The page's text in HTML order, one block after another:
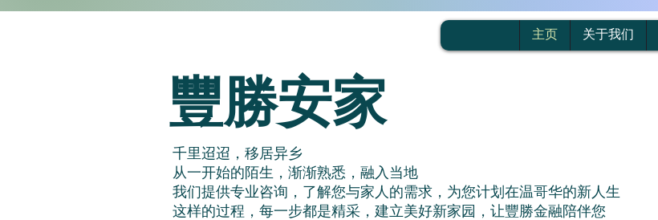
主页 关于我们
豐勝安家
千里迢迢，移居异乡
从一开始的陌生，渐渐熟悉，融入当地
我们提供专业咨询，了解您与家人的需求，为您计划在温哥华的新人生
这样的过程，每一步都是精采，建立美好新家园，让豐勝金融陪伴您